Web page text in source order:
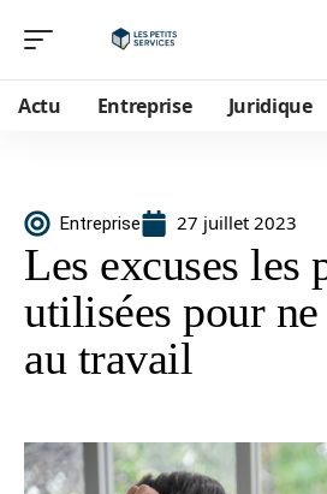
Actu Entreprise Juridique
Entreprise 27 juillet 2023
Les excuses les
utilisées pour
au travail